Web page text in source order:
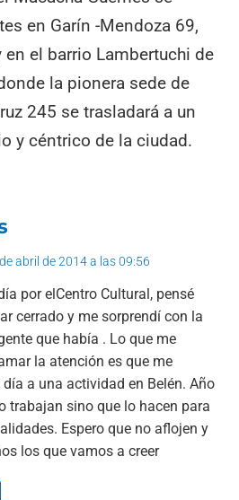
en Garín -Mendoza 69,
en el barrio Lambertuchi de
la pionera sede de
245 se trasladará a un
y céntrico de la ciudad.
abril de 2014 a las 09:56
por elCentro Cultural, pensé
cerrado y me sorprendí con la
que había . Lo que me
la atención es que me
a una actividad en Belén. Año
trabajan sino que lo hacen para
Espero que no aflojen y
los que vamos a creer